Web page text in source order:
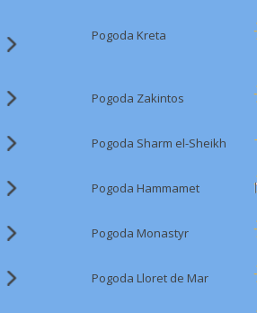
Pogoda Kreta
Pogoda Zakintos
Pogoda Sharm el-Sheikh
Pogoda Hammamet
Pogoda Monastyr
Pogoda Lloret de Mar